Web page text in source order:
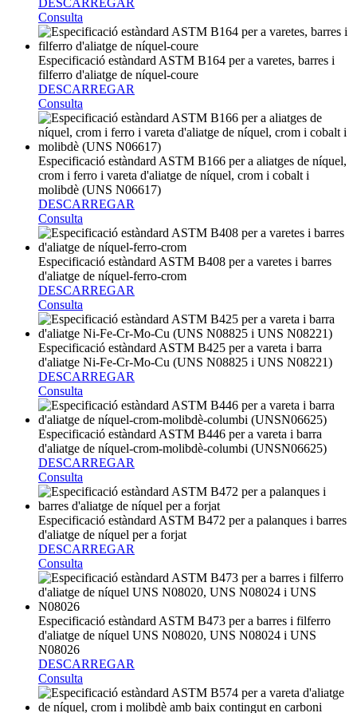
Consulta
Especificació estàndard ASTM B164 per a varetes, barres i
filferro d'aliatge de níquel-coure
DESCARREGAR
Consulta
Especificació estàndard ASTM B166 per a aliatges de níquel,
crom i ferro i vareta d'aliatge de níquel, crom i cobalt i
molibdè (UNS N06617)
DESCARREGAR
Consulta
Especificació estàndard ASTM B408 per a varetes i barres
d'aliatge de níquel-ferro-crom
DESCARREGAR
Consulta
Especificació estàndard ASTM B425 per a vareta i barra
d'aliatge Ni-Fe-Cr-Mo-Cu (UNS N08825 i UNS N08221)
DESCARREGAR
Consulta
Especificació estàndard ASTM B446 per a vareta i barra
d'aliatge de níquel-crom-molibdè-columbi (UNSN06625)
DESCARREGAR
Consulta
Especificació estàndard ASTM B472 per a palanques i barres
d'aliatge de níquel per a forjat
DESCARREGAR
Consulta
Especificació estàndard ASTM B473 per a barres i filferro
d'aliatge de níquel UNS N08020, UNS N08024 i UNS
N08026
DESCARREGAR
Consulta